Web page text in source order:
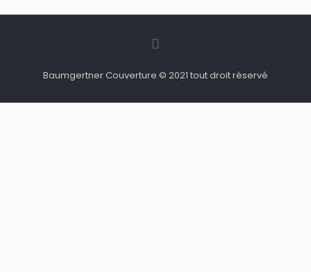
Baumgertner Couverture © 2021 tout droit réservé